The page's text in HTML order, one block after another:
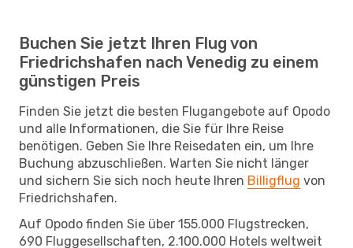
Buchen Sie jetzt Ihren Flug von
Friedrichshafen nach Venedig zu einem
günstigen Preis
Finden Sie jetzt die besten Flugangebote auf Opodo
und alle Informationen, die Sie für Ihre Reise
benötigen. Geben Sie Ihre Reisedaten ein, um Ihre
Buchung abzuschließen. Warten Sie nicht länger
und sichern Sie sich noch heute Ihren Billigflug von
Friedrichshafen.
Auf Opodo finden Sie über 155.000 Flugstrecken,
690 Fluggesellschaften, 2.100.000 Hotels weltweit